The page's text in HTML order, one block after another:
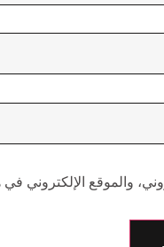
والموقع الإلكتروني